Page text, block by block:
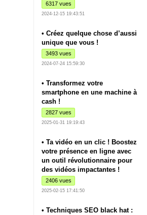
6317 vues
2024-12-15 19:43:51
• Créez quelque chose d’aussi
unique que vous !
3493 vues
2024-07-24 15:59:30
• Transformez votre
smartphone en une machine à
cash !
2827 vues
2025-01-31 19:19:43
• Ta vidéo en un clic ! Boostez
votre présence en ligne avec
un outil révolutionnaire pour
des vidéos impactantes !
2406 vues
2025-02-15 17:41:50
• Techniques SEO black hat :